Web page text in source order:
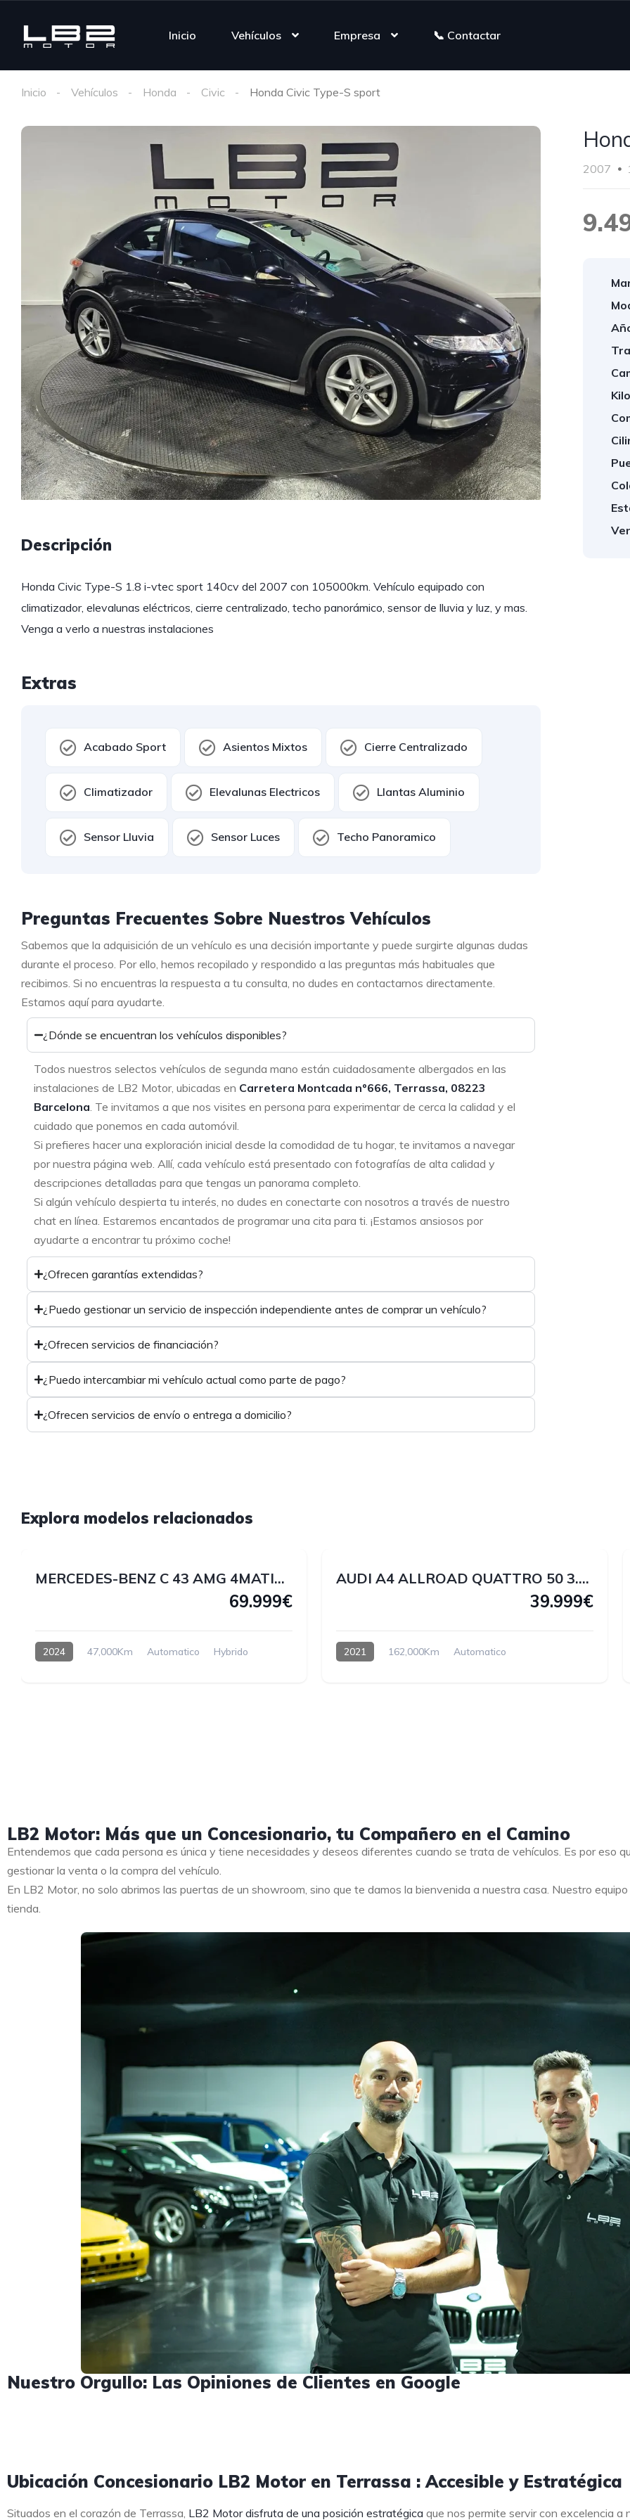
Inicio Vehículos Empresa 📞 Contactar
Inicio Vehículos Honda Civic Honda Civic Type-S sport
Descripción
Honda Civic Type-S 1.8 i-vtec sport 140cv del 2007 con 105000km. Vehículo equipado con
climatizador, elevalunas eléctricos, cierre centralizado, techo panorámico, sensor de lluvia y luz, y mas.
Venga a verlo a nuestras instalaciones
Extras
Acabado Sport Asientos Mixtos Cierre Centralizado
Climatizador Elevalunas Electricos Llantas Aluminio
Sensor Lluvia Sensor Luces Techo Panoramico
Preguntas Frecuentes Sobre Nuestros Vehículos
Sabemos que la adquisición de un vehículo es una decisión importante y puede surgirte algunas dudas
durante el proceso. Por ello, hemos recopilado y respondido a las preguntas más habituales que
recibimos. Si no encuentras la respuesta a tu consulta, no dudes en contactarnos directamente.
Estamos aquí para ayudarte.
¿Dónde se encuentran los vehículos disponibles?
Todos nuestros selectos vehículos de segunda mano están cuidadosamente albergados en las
instalaciones de LB2 Motor, ubicadas en Carretera Montcada nº666, Terrassa, 08223
Barcelona. Te invitamos a que nos visites en persona para experimentar de cerca la calidad y el
cuidado que ponemos en cada automóvil.
Si prefieres hacer una exploración inicial desde la comodidad de tu hogar, te invitamos a navegar
por nuestra página web. Allí, cada vehículo está presentado con fotografías de alta calidad y
descripciones detalladas para que tengas un panorama completo.
Si algún vehículo despierta tu interés, no dudes en conectarte con nosotros a través de nuestro
chat en línea. Estaremos encantados de programar una cita para ti. ¡Estamos ansiosos por
ayudarte a encontrar tu próximo coche!
¿Ofrecen garantías extendidas?
¿Puedo gestionar un servicio de inspección independiente antes de comprar un vehículo?
¿Ofrecen servicios de financiación?
¿Puedo intercambiar mi vehículo actual como parte de pago?
¿Ofrecen servicios de envío o entrega a domicilio?
2007
Explora modelos relacionados
1
MERCEDES-BENZ C 43 AMG 4MATIC 408 CV
69.999€
2024 47,000Km Automatico Hybrido
AUDI A4 ALLROAD QUATTRO 50 3.0 V6 TDI 286 CV
39.999€
2021 162,000Km Automatico
LB2 Motor: Más que un Concesionario, tu Compañero en el Camino
Entendemos que cada persona es única y tiene necesidades y deseos diferentes cuando se trata de vehículos. Es por eso
gestionar la venta o la compra del vehículo.
En LB2 Motor, no solo abrimos las puertas de un showroom, sino que te damos la bienvenida a nuestra casa. Nuestro
tienda.
Nuestro Orgullo: Las Opiniones de Clientes en Google
Ubicación Concesionario LB2 Motor en Terrassa : Accesible y Estratégica
Situados en el corazón de Terrassa, LB2 Motor disfruta de una posición estratégica que nos permite servir con excelencia a